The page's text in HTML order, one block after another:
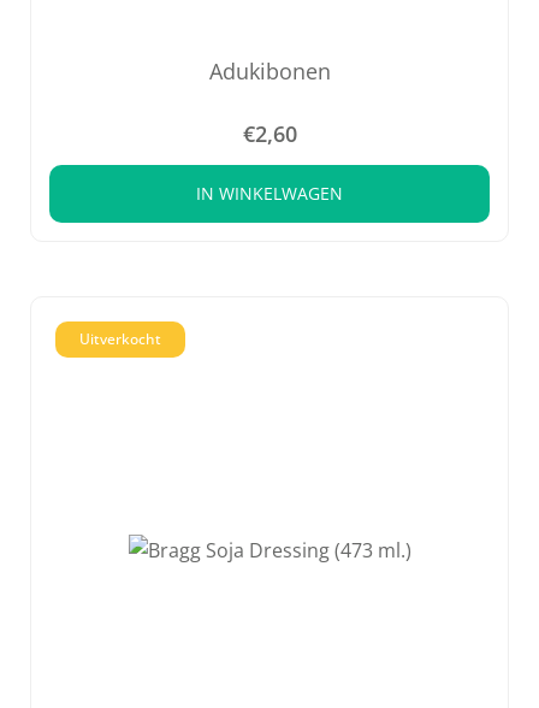
Adukibonen
€2,60
IN WINKELWAGEN
Uitverkocht